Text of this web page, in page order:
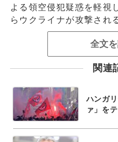
よる領空侵犯疑惑を軽視
らウクライナが攻撃され
全文
関連
ハンガ
ァ」を